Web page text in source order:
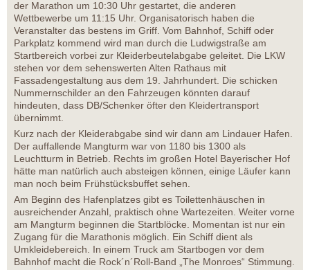
der Marathon um 10:30 Uhr gestartet, die anderen
Wettbewerbe um 11:15 Uhr. Organisatorisch haben die
Veranstalter das bestens im Griff. Vom Bahnhof, Schiff oder
Parkplatz kommend wird man durch die Ludwigstraße am
Startbereich vorbei zur Kleiderbeutelabgabe geleitet. Die LKW
stehen vor dem sehenswerten Alten Rathaus mit
Fassadengestaltung aus dem 19. Jahrhundert. Die schicken
Nummernschilder an den Fahrzeugen könnten darauf
hindeuten, dass DB/Schenker öfter den Kleidertransport
übernimmt.
Kurz nach der Kleiderabgabe sind wir dann am Lindauer Hafen.
Der auffallende Mangturm war von 1180 bis 1300 als
Leuchtturm in Betrieb. Rechts im großen Hotel Bayerischer Hof
hätte man natürlich auch absteigen können, einige Läufer kann
man noch beim Frühstücksbuffet sehen.
Am Beginn des Hafenplatzes gibt es Toilettenhäuschen in
ausreichender Anzahl, praktisch ohne Wartezeiten. Weiter vorne
am Mangturm beginnen die Startblöcke. Momentan ist nur ein
Zugang für die Marathonis möglich. Ein Schiff dient als
Umkleidebereich. In einem Truck am Startbogen vor dem
Bahnhof macht die Rock´n´Roll-Band „The Monroes“ Stimmung.